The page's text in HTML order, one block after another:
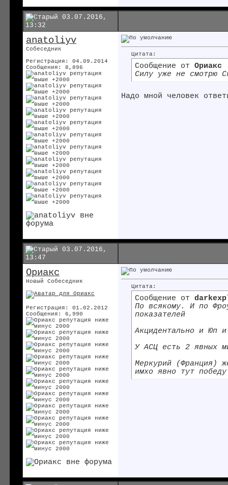
03.07.2016,
13:32
anatoliyv
Собеседник
Регистрация: 04.09.2014
Сообщения: 8,896
Цитата:
Сообщение от Ориакс
Силу уже не смотрю
Надо мной человек
03.07.2016,
13:47
Ориакс
Новый Собеседник
Регистрация: 01.02.2012
Сообщения: 6,990
Цитата:
Сообщение от
По всякому. И по
показателей
Акцидентально и Юп
У АСЦ есть 2 явных
Меркурий (Франция)
имхо явно тут